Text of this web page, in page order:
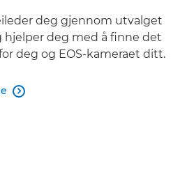
deg gjennom utvalget
hjelper deg med å finne det
deg og EOS-kameraet ditt.
